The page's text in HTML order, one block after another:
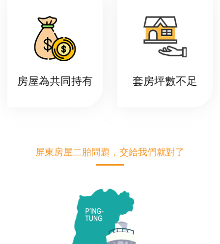
房屋為共同持有 套房坪數不足
屏東房屋二胎問題，交給我們就對了